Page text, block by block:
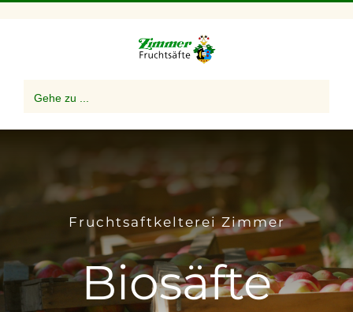
Gehe zu ...
Fruchtsaftkelterei Zimmer
Biosäfte